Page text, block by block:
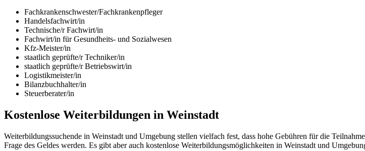
Fachkrankenschwester/Fachkrankenpfleger
Handelsfachwirt/in
Technische/r Fachwirt/in
Fachwirt/in für Gesundheits- und Sozialwesen
Kfz-Meister/in
staatlich geprüfte/r Techniker/in
staatlich geprüfte/r Betriebswirt/in
Logistikmeister/in
Bilanzbuchhalter/in
Steuerberater/in
Kostenlose Weiterbildungen in Weinstadt
Weiterbildungssuchende in Weinstadt und Umgebung stellen vielfach fest, dass hohe Gebühren für die
Frage des Geldes werden. Es gibt aber auch kostenlose Weiterbildungsmöglichkeiten in Weinstadt und